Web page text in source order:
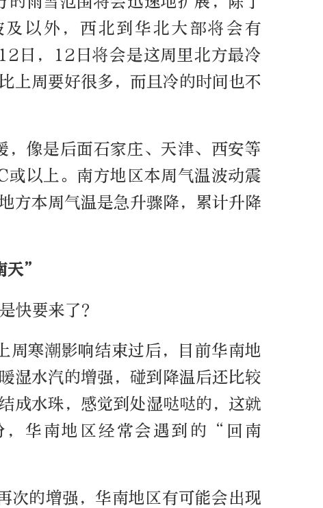
以外，西北到华北大部将会有
日，12日将会是这周里北方最冷
上周要好很多，而且冷的时间也不
像是后面石家庄、天津、西安等
以上。南方地区本周气温波动震
方本周气温是急升骤降，累计升降
天”
快要来了？
寒潮影响结束过后，目前华南地
湿水汽的增强，碰到降温后还比较
成水珠，感觉到处湿哒哒的，这就
，华南地区经常会遇到的“回南
的增强，华南地区有可能会出现